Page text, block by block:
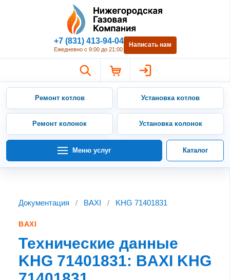
Нижегородская Газовая
+7 (831) 413-94-04
Ежедневно с 9:00 до 21:00
Написать нам
Ремонт котлов Установка котлов
Ремонт колонок Установка колонок
Меню услуг Каталог
Документация / BAXI / KHG 71401831
BAXI
Технические данные
KHG 71401831: BAXI KHG